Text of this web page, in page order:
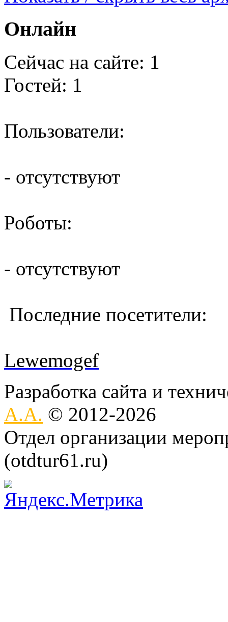
Онлайн
Сейчас на сайте: 1
Гостей: 1
Пользователи:
- отсутствуют
Роботы:
- отсутствуют
Последние посетители:
Lewemogef
Разработка сайта и
А.А. © 2012-2026
Отдел организации
(otdtur61.ru)